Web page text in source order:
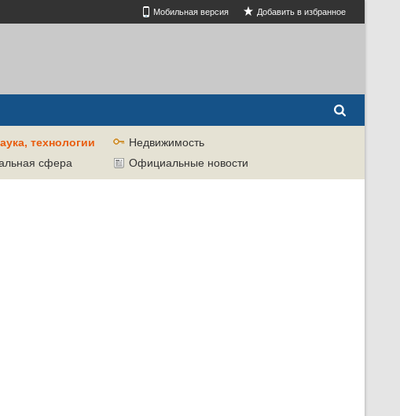
Мобильная версия Добавить в избранное
технологии
Недвижимость
сфера Официальные новости